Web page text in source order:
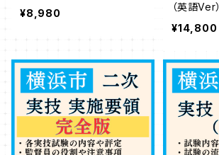
¥8,980
（英語Ver）
¥14,800